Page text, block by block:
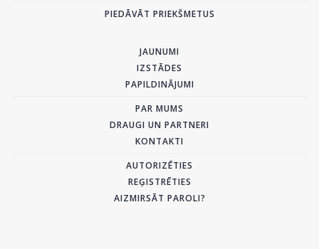
PIEDĀVĀT PRIEKŠMETUS
JAUNUMI
IZSTĀDES
PAPILDINĀJUMI
PAR MUMS
DRAUGI UN PARTNERI
KONTAKTI
AUTORIZĒTIES
REĢISTRĒTIES
AIZMIRSĀT PAROLI?